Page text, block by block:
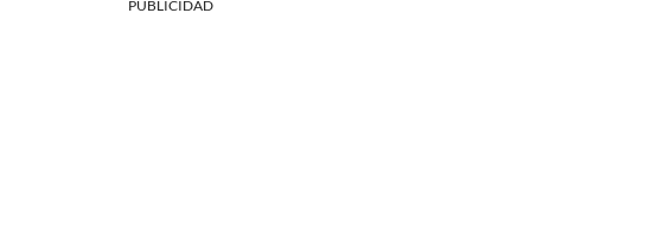
PUBLICIDAD